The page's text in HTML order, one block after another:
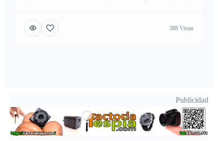
estos detectores de gps podras encontrar al intruso buscando
al rededor de tu vehículo, camion, remolque, coche, o moto
388 Vistas
Publicidad